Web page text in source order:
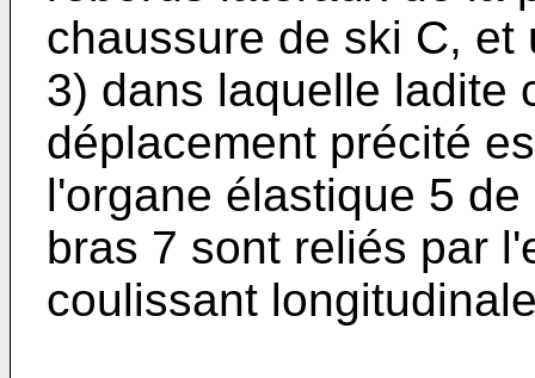
chaussure de ski C,
3) dans laquelle ladite
déplacement précité
l'organe élastique 5
bras 7 sont reliés par
coulissant